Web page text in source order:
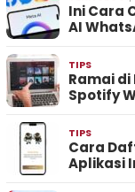
Ini Cara
AI
TIPS
Ramai
Spotify
TIPS
Cara
Aplikasi